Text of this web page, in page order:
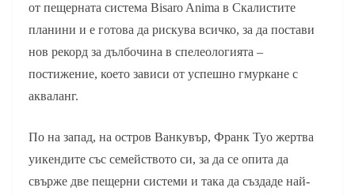
от пещерната система Bisaro Anima в Скалистите
планини и е готова да рискува всичко, за да постави
нов рекорд за дълбочина в спелеологията –
постижение, което зависи от успешно гмуркане с
акваланг.
По на запад, на остров Ванкувър, Франк Туо жертва
уикендите със семейството си, за да се опита да
свърже две пещерни системи и така да създаде най-